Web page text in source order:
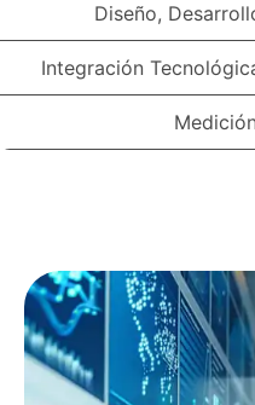
Diseño,
Integración